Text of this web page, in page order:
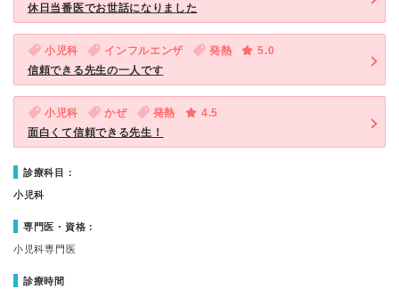
休日当番医でお世話になりました
小児科 インフルエンザ 発熱
5.0
信頼できる先生の一人です
小児科 かぜ 発熱
4.5
面白くて信頼できる先生！
診療科目：
小児科
専門医・資格：
小児科専門医
診療時間